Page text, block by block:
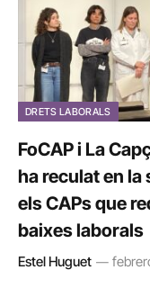
DRETS LABORALS
FoCAP i La
ha reculat en la
els CAPs que
baixes laborals
Estel Huguet